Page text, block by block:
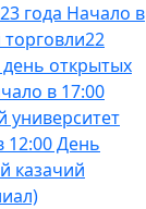
года Начало в
22
открытых
в 17:00
университет
12:00 День
казачий